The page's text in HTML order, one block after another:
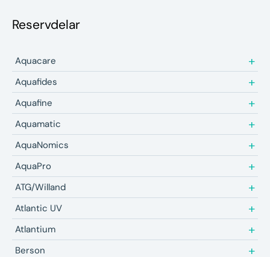
Aquacare
Aquafides
Aquafine
Aquamatic
AquaNomics
AquaPro
ATG/Willand
Atlantic UV
Atlantium
Berson
Reservdelar